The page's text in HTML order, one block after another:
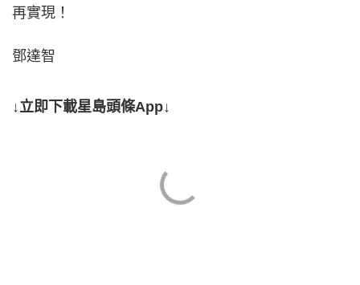
再實現！
鄧達智
↓立即下載星島頭條App↓